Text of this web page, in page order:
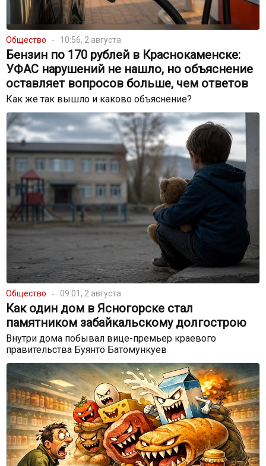
Общество 10:56, 2 августа
Бензин по 170 рублей в Краснокаменске:
УФАС нарушений не нашло, но объяснение
оставляет вопросов больше, чем ответов
Как же так вышло и каково объяснение?
Общество 09:01, 2 августа
Как один дом в Ясногорске стал
памятником забайкальскому долгострою
Внутри дома побывал вице-премьер краевого
правительства Буянто Батомункуев